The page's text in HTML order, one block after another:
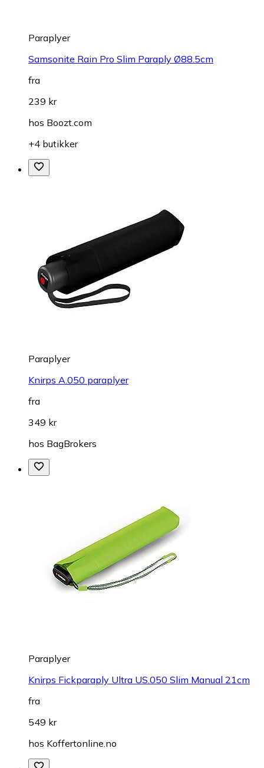
Paraplyer
Samsonite Rain Pro Slim Paraply Ø88.5cm
fra
239 kr
hos Boozt.com
+4 butikker
Paraplyer
Knirps A.050 paraplyer
fra
349 kr
hos BagBrokers
Paraplyer
Knirps Fickparaply Ultra US.050 Slim Manual 21cm
fra
549 kr
hos Koffertonline.no